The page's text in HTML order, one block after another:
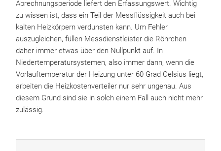
Abrechnungsperiode liefert den Erfassungswert. Wichtig
zu wissen ist, dass ein Teil der Messflüssigkeit auch bei
kalten Heizkörpern verdunsten kann. Um Fehler
auszugleichen, füllen Messdienstleister die Röhrchen
daher immer etwas über den Nullpunkt auf. In
Niedertemperatursystemen, also immer dann, wenn die
Vorlauftemperatur der Heizung unter 60 Grad Celsius liegt,
arbeiten die Heizkostenverteiler nur sehr ungenau. Aus
diesem Grund sind sie in solch einem Fall auch nicht mehr
zulässig.